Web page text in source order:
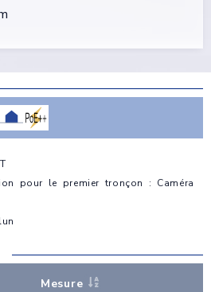
pour le premier tronçon : Caméra
Mesure